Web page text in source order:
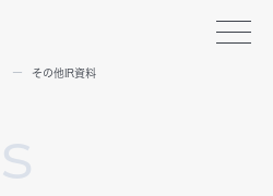
その他IR資料
s